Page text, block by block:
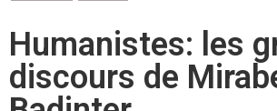
Humanistes: les
discours de